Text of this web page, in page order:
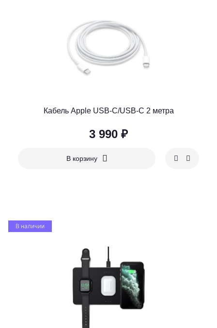
Кабель Apple USB-C/USB-C 2 метра
3 990 ₽
В корзину
В наличии